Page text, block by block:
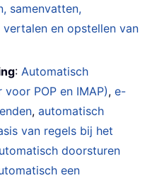
samenvatten,
en opstellen van
: Automatisch
POP en IMAP),e-
,automatisch
van regels bij het
doorsturen
een